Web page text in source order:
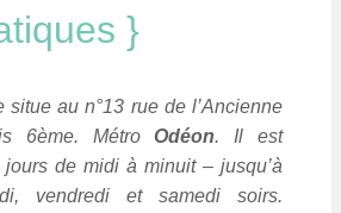
}
situe au n°13 rue de l’Ancienne
6ème. MétroOdéon. Il est
de midi à minuit – jusqu’à
vendredi et samedi soirs.